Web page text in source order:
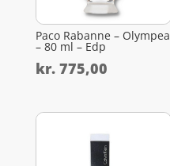
Paco Rabanne – Olympea
– 80 ml – Edp
kr.775,00